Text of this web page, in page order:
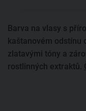
Barva na vlasy s
kaštanovém odstínu
zlatavými tóny a
rostlinných extraktů.